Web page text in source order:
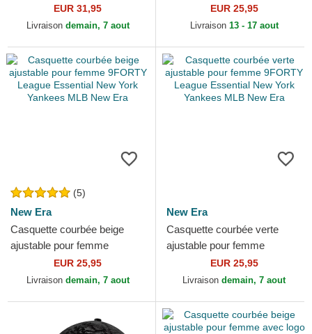
femme 9TWENTY Lionpard
New York Yankees...
EUR 31,95
Livraison demain, 7 aout
9TWENTY League Essential
Midi New York Yankees
EUR 25,95
Livraison 13 - 17 aout
(5)
New Era
Casquette courbée beige
ajustable pour femme
9FORTY League Essential
New York Yankees MLB
EUR 25,95
Livraison demain, 7 aout
New Era
Casquette courbée verte
ajustable pour femme
9FORTY League Essential
New York Yankees MLB New
EUR 25,95
Livraison demain, 7 aout